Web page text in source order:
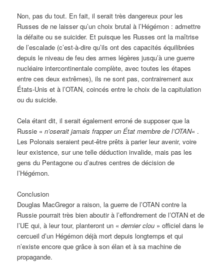
Non, pas du tout. En fait, il serait très dangereux pour les
Russes de ne laisser qu’un choix brutal à l’Hégémon : admettre
la défaite ou se suicider. Et puisque les Russes ont la maîtrise
de l’escalade (c’est-à-dire qu’ils ont des capacités équilibrées
depuis le niveau de feu des armes légères jusqu’à une guerre
nucléaire intercontinentale complète, avec toutes les étapes
entre ces deux extrêmes), ils ne sont pas, contrairement aux
États-Unis et à l’OTAN, coincés entre le choix de la capitulation
ou du suicide.
Cela étant dit, il serait également erroné de supposer que la
Russie «n’oserait jamais frapper un État membre de l’OTAN« .
Les Polonais seraient peut-être prêts à parier leur avenir, voire
leur existence, sur une telle déduction invalide, mais pas les
gens du Pentagone ou d’autres centres de décision de
l’Hégémon.
Conclusion
Douglas MacGregor a raison, la guerre de l’OTAN contre la
Russie pourrait très bien aboutir à l’effondrement de l’OTAN et de
l’UE qui, à leur tour, planteront un «dernier clou » officiel dans le
cercueil d’un Hégémon déjà mort depuis longtemps et qui
n’existe encore que grâce à son élan et à sa machine de
propagande.